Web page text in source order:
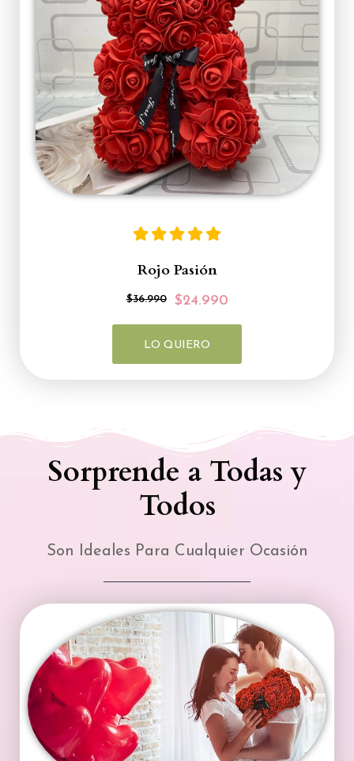
Rojo Pasión
$36.990 $24.990
LO QUIERO
Sorprende a Todas y
Todos
Son Ideales Para Cualquier Ocasión